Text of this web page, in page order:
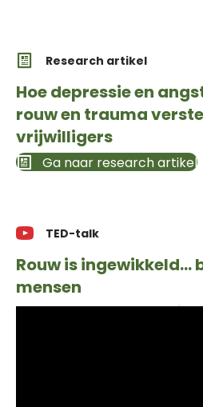
Research artikel
Hoe depressie en
rouw en trauma
vrijwilligers
Ga naar research artikel
TED-talk
Rouw is ingewikkeld…
mensen